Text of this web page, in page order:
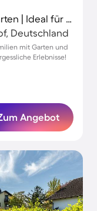
Ferienhaus mit Terrasse und Garten | Ideal für Homeoffice
Deutschland
mit Garten und
Erlebnisse!
Angebot